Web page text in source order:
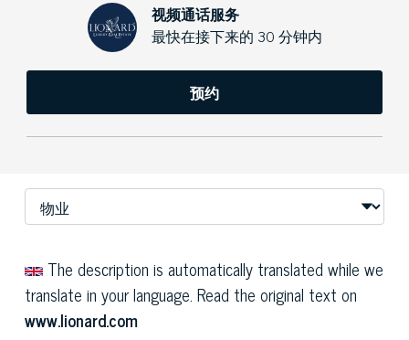
视频通话服务
最快在接下来的 30 分钟内
预约
The description is automatically translated while we
translate in your language. Read the original text on
www.lionard.com